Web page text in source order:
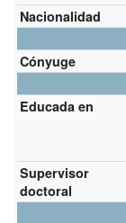
Nacionalidad
Cónyuge
Educada en
Supervisor
doctoral